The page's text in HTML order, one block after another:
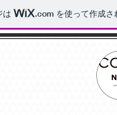
は .com を使って作成